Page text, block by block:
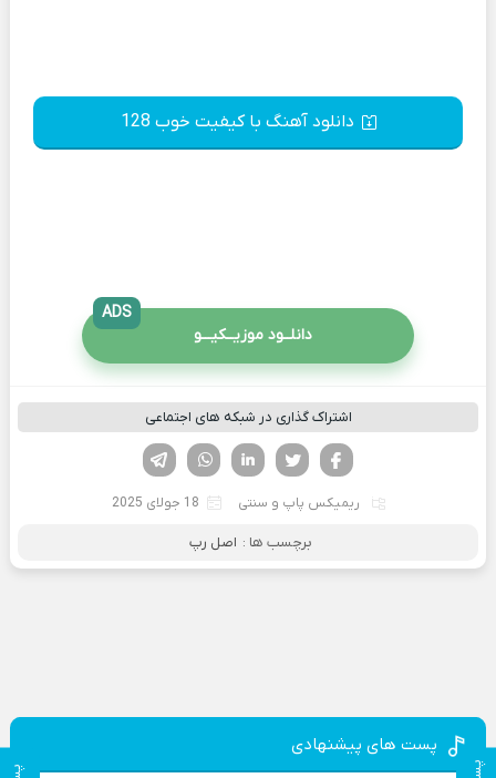
دانلود آهنگ با کیفیت خوب 128
دانلــود موزیــکیـــو
ADS
اشتراک گذاری در شبکه های اجتماعی
لینکدین تویتر
فیسوک
ریمیکس پاپ و سنتی 18 جولای 2025
برچسب ها : اصل رپ
پست های پیشنهادی